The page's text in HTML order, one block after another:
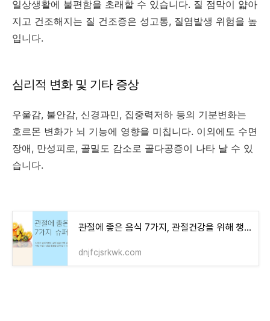
일상생활에 불편함을 초래할 수 있습니다. 질 점막이 얇아
지고 건조해지는 질 건조증은 성고통, 질염발생 위험을 높
입니다.
심리적 변화 및 기타 증상
우울감, 불안감, 신경과민, 집중력저하 등의 기분변화는
호르몬 변화가 뇌 기능에 영향을 미칩니다. 이외에도 수면
장애, 만성피로, 골밀도 감소로 골다공증이 나타 날 수 있
습니다.
관절에 좋은 음식 7가지, 관절건강을 위해 챙겨먹어야 하는 까닭
dnjfcjsrkwk.com